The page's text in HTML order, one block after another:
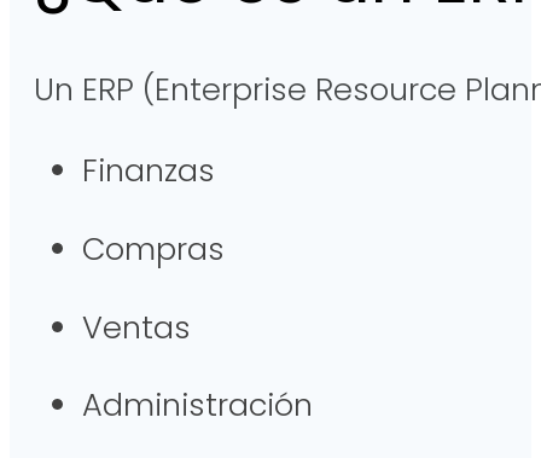
Un ERP (Enterprise Resource
Finanzas
Compras
Ventas
Administración